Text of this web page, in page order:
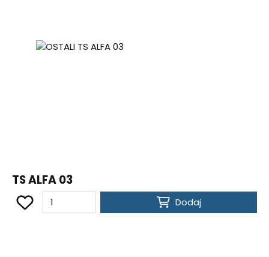
TS ALFA 03
Dodaj